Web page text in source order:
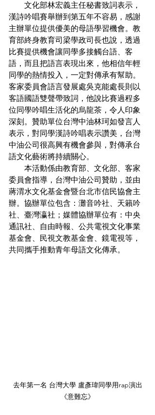
文化部林宏義主任秘書致詞表示，
漢詩吟唱賽舉辦到第五年不容易，感謝
主辦單位提供優美的母語學習機會。教
育部終身教育司梁學政司長也說，透過
比賽提供機會讓同學多接觸台語、客
語，而且把語言表現出來，他相信年輕
同學的熱情投入，一定對傳承有幫助。
客家委員會語言發展處吳克能處長則以
客語國語雙聲帶致詞，他說比賽過程多
位同學吟唱生活化的烏龍茶，令人印象
深刻。贊助單位台灣中油林珂如發言人
表示，對同學漢詩吟唱表示讚美，台灣
中油公司很高興有機會參與，對傳承台
語文化藝術將持續關心。
本活動係由教育部、文化部、客家
委員會指導，台灣中油公司贊助，並由
蔣渭水文化基金會暨台北市信民協會主
辦。協辦單位包含：灘音吟社、天籟吟
社、臺灣瀛社；媒體協辦單位有：中央
通訊社、自由時報、公共電視文化事業
基金會、民視文教基金會、鏡電視等，
共同攜手推動青年母語文化傳承。
去年第一名 台灣大學 盧彥瑋同學用rap演出
《意難忘》